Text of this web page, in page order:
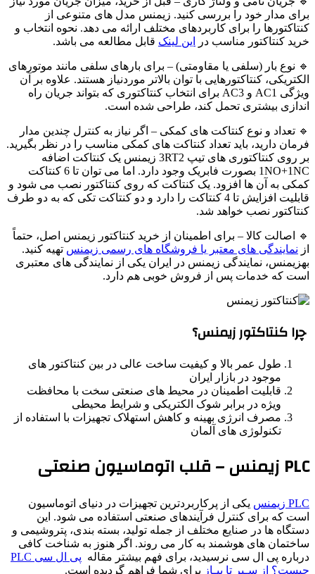
برای مدار خود را بررسی کنید. زیمنس مدل های متنوعی از
کنتاکتورها را برای کاربردهای مختلف ارائه می دهد. نحوه انتخاب و
خرید کنتاکتور مناسب در
این لینک قابل مطالعه می باشد.
🔹 نوع بار (سلفی یا مقاومتی) – برای بارهای سلفی مانند موتورهای
الکتریکی، کنتاکتورهایی با توان بالاتر موردنیاز هستند. علاوه بر آن
ویژگی AC1 و AC3 برای انتخاب کنتاکتوری که بتواند جریان راه
اندازی بیشتری تحمل کند، طراحی شده است.
🔹 تعداد و نوع کنتاکت های کمکی – اگر نیاز به کنترل چندین مدار
فرمان دارید، باید تعداد کنتاکت های کمکی مناسب را در نظر بگیرید.
بر روی کنتاکتوری های تیپ 3RT2 زیمنس یک کنتاکت اضافه
1NO+1NC بصورت فابریک وجود دارد. اما می توان تا 6 کنتاکت
کمکی به آن ها افزود. یک کنتاکت که روی کنتاکتور نصب می شود و
قابلیت افزایش تا 4 کنتاکت را دارد و دو کنتاکت تکی که به دو طرف
کنتاکتور نصب خواهد شد.
🔹 اصالت کالا – برای اطمینان از خرید کنتاکتور زیمنس اصل، حتماً
از نمایندگی های معتبر یا فروشگاه های رسمی زیمنس تهیه کنید.
بهزیمنس، نمایندگی زیمنس در ایران یکی از نمایندگی های معتبری
است که خدمات پس از فروش خوبی هم دارد.
چرا کنتاکتور زیمنس؟
طول عمر بالا و کیفیت ساخت عالی در بین کنتاکتور های
موجود در بازار ایران
قابلیت اطمینان در محیط های صنعتی سخت با محافظت
ویژه در برابر شوک الکتریکی و شرایط محیطی
مصرف انرژی بهینه و کاهش استهلاک تجهیزات با استفاده از
تکنولوژی های آلمان
PLC زیمنس – قلب اتوماسیون صنعتی
PLC زیمنس
یکی از پرکاربردترین تجهیزات در دنیای اتوماسیون
است که برای کنترل فرآیندهای صنعتی استفاده می شود. این
دستگاه ها در صنایع مختلف از جمله تولید، بسته بندی، پتروشیمی و
ساختمان های هوشمند به کار می روند. اگر هنوز به شناخت کافی
درباره پی ال سی نرسیدید، برای فهم بیشتر مقاله
پی ال سی PLC
چیست؟ از سـیر تا پیـاز برای شما فراهم گردیده است.